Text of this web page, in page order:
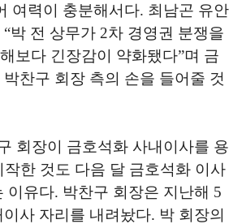
여력이 충분해서다. 최남곤 유안
박 전 상무가 2차 경영권 분쟁을
보다 긴장감이 약화됐다”며 금
찬구 회장 측의 손을 들어줄 것
회장이 금호석화 사내이사를 용
작한 것도 다음 달 금호석화 이사
이유다. 박찬구 회장은 지난해 5
사 자리를 내려놨다. 박 회장의